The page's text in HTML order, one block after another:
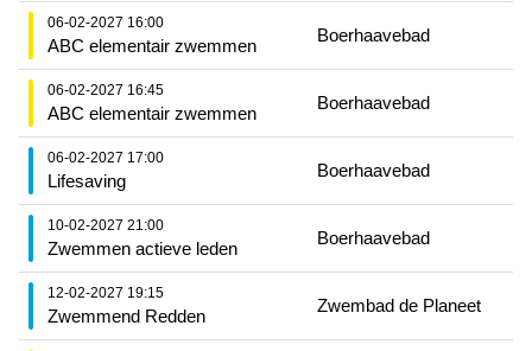
06-02-2027 16:00
ABC elementair zwemmen
Boerhaavebad
06-02-2027 16:45
ABC elementair zwemmen
Boerhaavebad
06-02-2027 17:00
Lifesaving
Boerhaavebad
10-02-2027 21:00
Zwemmen actieve leden
Boerhaavebad
12-02-2027 19:15
Zwemmend Redden
Zwembad de Planeet